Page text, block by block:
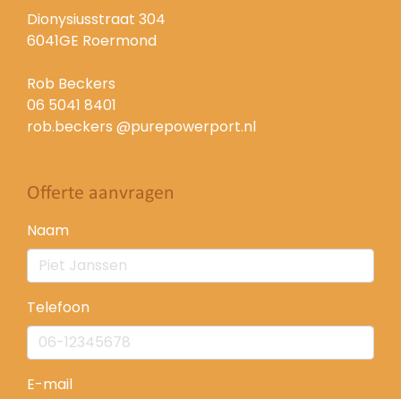
Dionysiusstraat 304
6041GE Roermond
Rob Beckers
06 5041 8401
rob.beckers @purepowerport.nl
Offerte aanvragen
Naam
Telefoon
E-mail